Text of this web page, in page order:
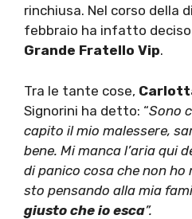
rinchiusa. Nel corso della
febbraio ha infatto deciso
Grande Fratello Vip.
Tra le tante cose,
Signorini ha detto: “Sono
capito il mio malessere,
bene. Mi manca l’aria qui
di panico cosa che non ho
sto pensando alla mia
giusto che io esca”.